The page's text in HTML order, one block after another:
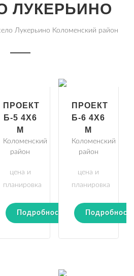
ЛУКЕРЬИНО
Лукерьино Коломенский район
ПРОЕКТ
Б-5 4Х6
М
Коломенский
район
цена и
планировка
Подробности
ПРОЕКТ
Б-6 4Х6
М
Коломенский
район
цена и
планировка